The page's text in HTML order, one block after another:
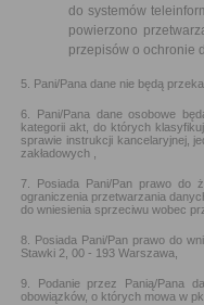
do systemów
powierzono
przepisów o ochronie
5. Pani/Pana dane nie będą
6. Pani/Pana dane osobowe
kategorii akt, do których
sprawie instrukcji kancelaryjnej,
zakładowych ,
7. Posiada Pani/Pan prawo do
ograniczenia przetwarzania
do wniesienia sprzeciwu wobec
8. Posiada Pani/Pan prawo do
Stawki 2, 00 - 193 Warszawa,
9. Podanie przez Panią/Pana
obowiązków, o których mowa w